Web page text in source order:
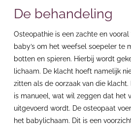
De behandeling
Osteopathie is een zachte en
baby’s om het weefsel soepeler te
botten en spieren. Hierbij wordt
lichaam. De klacht hoeft namelijk
zitten als de oorzaak van die
is manueel, wat wil zeggen dat het
uitgevoerd wordt. De osteopaat
het babylichaam. Dit is een